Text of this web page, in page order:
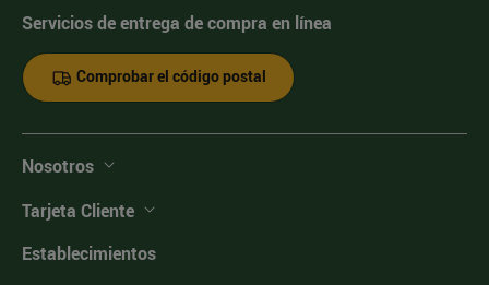
Servicios de entrega de compra en línea
Comprobar el código postal
Nosotros
Tarjeta Cliente
Establecimientos